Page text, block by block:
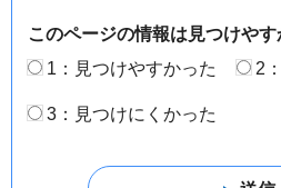
このページの情報は見つけやす
1：見つけやすかった
2
3：見つけにくかった